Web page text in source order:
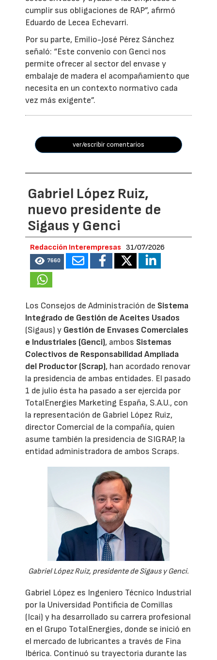
cumplir sus obligaciones de RAP”, afirmó
Eduardo de Lecea Echevarri.
Por su parte, Emilio-José Pérez Sánchez
señaló: “Este convenio con Genci nos
permite ofrecer al sector del envase y
embalaje de madera el acompañamiento que
necesita en un contexto normativo cada
vez más exigente”.
ver/escribir comentarios
Gabriel López Ruiz,
nuevo presidente de
Sigaus y Genci
Redacción Interempresas 31/07/2026
7660
Los Consejos de Administración de Sistema
Integrado de Gestión de Aceites Usados
(Sigaus) y Gestión de Envases Comerciales
e Industriales (Genci), ambos Sistemas
Colectivos de Responsabilidad Ampliada
del Productor (Scrap), han acordado renovar
la presidencia de ambas entidades. El pasado
1 de julio ésta ha pasado a ser ejercida por
TotalEnergies Marketing España, S.A.U., con
la representación de Gabriel López Ruiz,
director Comercial de la compañía, quien
asume también la presidencia de SIGRAP, la
entidad administradora de ambos Scraps.
Gabriel López Ruiz, presidente de Sigaus y Genci.
Gabriel López es Ingeniero Técnico Industrial
por la Universidad Pontificia de Comillas
(Icai) y ha desarrollado su carrera profesional
en el Grupo TotalEnergies, donde se inició en
el mercado de lubricantes a través de Fina
Ibérica. Continuó su trayectoria durante las